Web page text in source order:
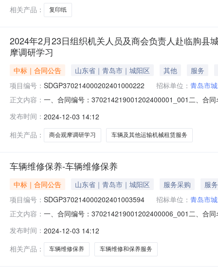
相关产品：
复印纸
2024年2月23日组织机关人员及商会负责人赴临朐县
摩调研学习
中标｜合同公告 山东省｜青岛市｜城阳区 其他
服务
项目编号： SDGP370214000202401000222 招标单位： 青岛市
正文内容： 一、合同编号：370214219001202400001_001二、合
摩调研学习五、合同主体采购人（甲方）：青岛市城阳
发布时间： 2024-12-03 14:12
相关产品：
商会观摩调研学习 车辆及其他运输机械租赁服务
车辆维修保养-车辆维修保养
中标｜合同公告 山东省｜青岛市｜城阳区 服务采购
服务
项目编号： SDGP370214000202401003594 招标单位： 青岛市
正文内容： 一、合同编号：370214219001202400006_001二、合
城阳区崇阳路510号联系方式：18561390001六、合同
发布时间： 2024-12-03 14:12
相关产品：
车辆维修保养 车辆维修和保养服务